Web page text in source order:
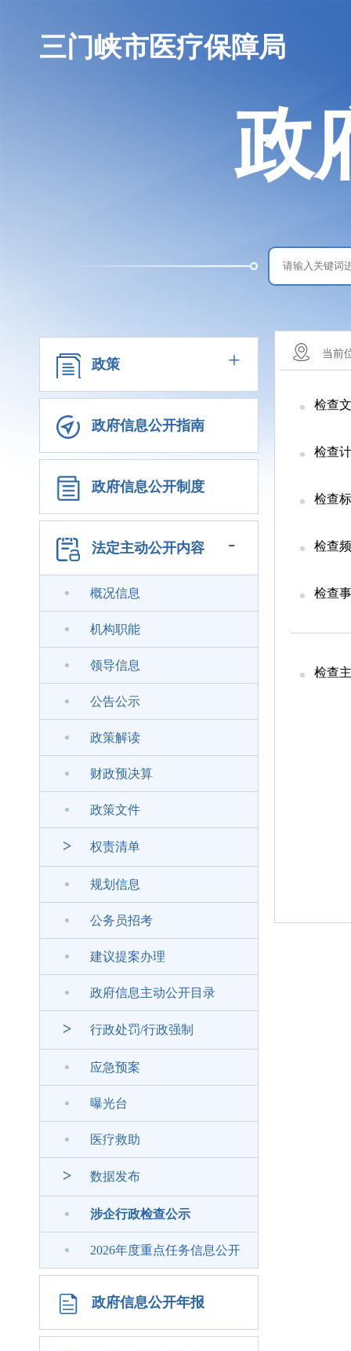
三门峡市医疗保障局
政
政策 +
政府信息公开指南
政府信息公开制度
法定主动公开内容 -
概况信息
机构职能
领导信息
公告公示
政策解读
财政预决算
政策文件
> 权责清单
规划信息
公务员招考
建议提案办理
政府信息主动公开目录
> 行政处罚/行政强制
应急预案
曝光台
医疗救助
> 数据发布
涉企行政检查公示
2026年度重点任务信息公开
政府信息公开年报
当前
检查
检查
检查
检查
检查
检查